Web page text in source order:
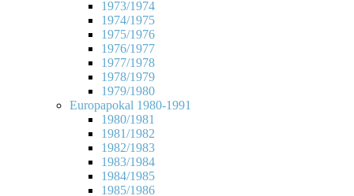
1973/1974
1974/1975
1975/1976
1976/1977
1977/1978
1978/1979
1979/1980
Europapokal 1980-1991
1980/1981
1981/1982
1982/1983
1983/1984
1984/1985
1985/1986